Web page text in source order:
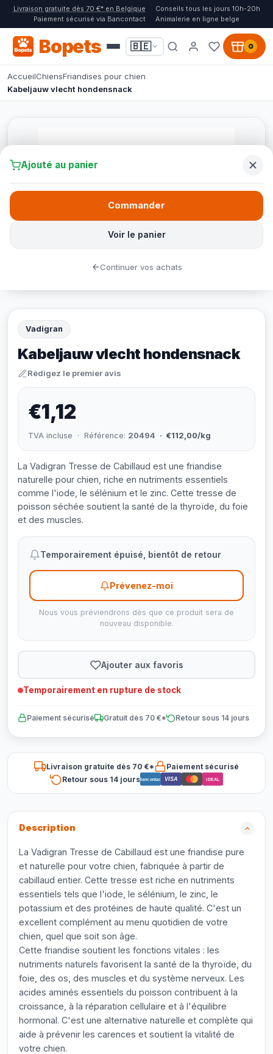
Livraison gratuite dès 70 €* en Belgique
Conseils tous les jours 10h-20h
Paiement sécurisé via Bancontact
Animalerie en ligne belge
Bopets 🇧🇪 0
AccueilChiensFriandises pour chien
Kabeljauw vlecht hondensnack
Vadigran
Kabeljauw vlecht hondensnack
Rédigez le premier avis
€1,12
TVA incluse · Référence: 20494 · €112,00/kg
La Vadigran Tresse de Cabillaud est une friandise
naturelle pour chien, riche en nutriments essentiels
comme l'iode, le sélénium et le zinc. Cette tresse de
poisson séchée soutient la santé de la thyroïde, du foie
et des muscles.
Temporairement épuisé, bientôt de retour
Prévenez-moi
Nous vous préviendrons dès que ce produit sera de
nouveau disponible.
Ajouter aux favoris
Temporairement en rupture de stock
Paiement sécurisé Gratuit dès 70 €* Retour sous 14 jours
Livraison gratuite dès 70 €*
Paiement sécurisé
Retour sous 14 joursBancontact VISA iDEAL
Description
La Vadigran Tresse de Cabillaud est une friandise pure
et naturelle pour votre chien, fabriquée à partir de
cabillaud entier. Cette tresse est riche en nutriments
essentiels tels que l'iode, le sélénium, le zinc, le
potassium et des protéines de haute qualité. C'est un
excellent complément au menu quotidien de votre
chien, quel que soit son âge.
Cette friandise soutient les fonctions vitales : les
nutriments naturels favorisent la santé de la thyroïde, du
foie, des os, des muscles et du système nerveux. Les
acides aminés essentiels du poisson contribuent à la
croissance, à la réparation cellulaire et à l'équilibre
hormonal. C'est une alternative naturelle et complète qui
aide à prévenir les carences et soutient la vitalité de
votre chien.
Ajouté au panier
Voir le panier
Commander
Continuer vos achats